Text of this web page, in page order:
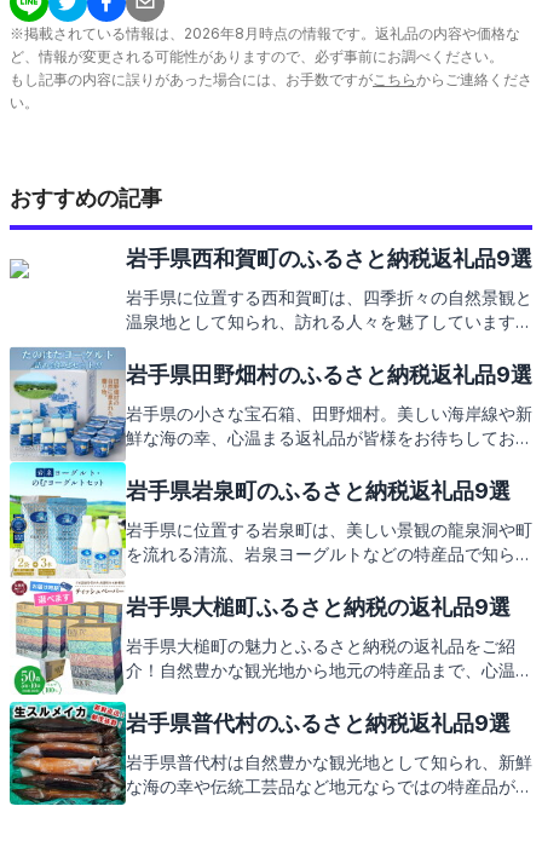
※掲載されている情報は、 2026年8 月時点の情報です。返礼品の内容や価格な
ど、情報が変更される可能性がありますので、必ず事前にお調べください。
もし記事の内容に誤りがあった場合には、お手数ですがこちらからご連絡くださ
い。
おすすめの記事
岩手県西和賀町のふるさと納税返礼品9選
岩手県に位置する西和賀町は、四季折々の自然景観と
温泉地として知られ、訪れる人々を魅了しています。
しても大変人気があります。次に、西和賀町からの心
ください。
岩手県田野畑村のふるさと納税返礼品9選
岩手県の小さな宝石箱、田野畑村。美しい海岸線や新
鮮な海の幸、心温まる返礼品が皆様をお待ちしており
ますので、どうぞご期待ください。
岩手県岩泉町のふるさと納税返礼品9選
岩手県に位置する岩泉町は、美しい景観の龍泉洞や町
を流れる清流、岩泉ヨーグルトなどの特産品で知られ
品をご紹介しますので、どうぞお楽しみに。
岩手県大槌町ふるさと納税の返礼品9選
岩手県大槌町の魅力とふるさと納税の返礼品をご紹
介！自然豊かな観光地から地元の特産品まで、心温ま
岩手県普代村のふるさと納税返礼品9選
岩手県普代村は自然豊かな観光地として知られ、新鮮
な海の幸や伝統工芸品など地元ならではの特産品が魅